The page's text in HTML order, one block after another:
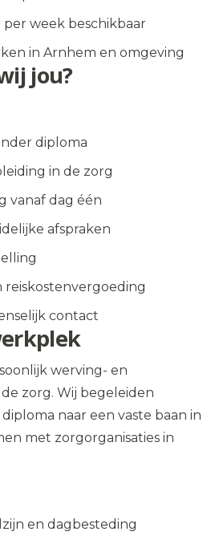
week beschikbaar
in Arnhem en omgeving
jou?
diploma
in de zorg
vanaf dag één
afspraken
reiskostenvergoeding
contact
werving- en
zorg. Wij begeleiden
naar een vaste baan in
met zorgorganisaties in
en dagbesteding